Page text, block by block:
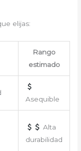
elijas:
Rango
estimado
Asequible
Alta
durabilidad